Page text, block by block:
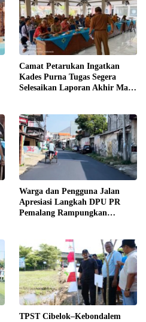
Camat Petarukan Ingatkan
Kades Purna Tugas Segera
Selesaikan Laporan Akhir Masa
Warga dan Pengguna Jalan
Apresiasi Langkah DPU PR
Pemalang Rampungkan
TPST Cibelok–Kebondalem